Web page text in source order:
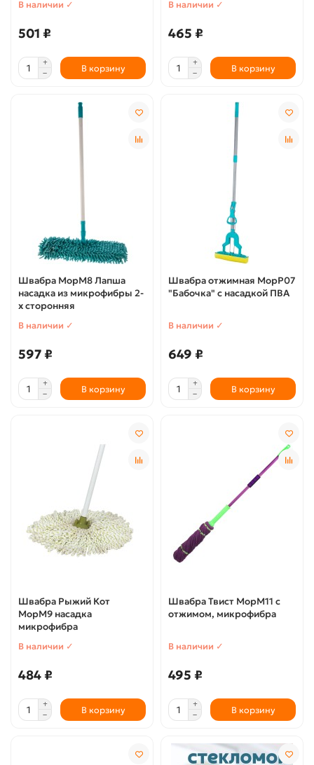
В наличии ✓
501 ₽
В корзину
В наличии ✓
465 ₽
В корзину
Швабра МорМ8 Лапша
насадка из микрофибры 2-
х сторонняя
В наличии ✓
597 ₽
В корзину
Швабра отжимная МорР07
"Бабочка" с насадкой ПВА
В наличии ✓
649 ₽
В корзину
Швабра Рыжий Кот
МорМ9 насадка
микрофибра
В наличии ✓
484 ₽
В корзину
Швабра Твист МорМ11 с
отжимом, микрофибра
В наличии ✓
495 ₽
В корзину